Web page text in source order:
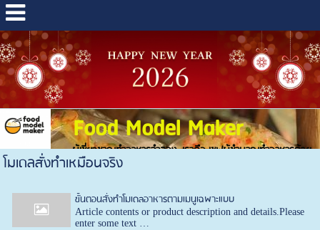
Food Model Maker
ผู้เชี่ยวชาญทำอาหารจำลอง เราคือ เชฟผู้ชำนาญทำอาหารด้วย
พู่กัน
โมเดลสั่งทำเหมือนจริง
ขั้นตอนสั่งทำโมเดลอาหารตามเมนูเฉพาะแบบ
Article contents or product description and details.Please
enter some text …